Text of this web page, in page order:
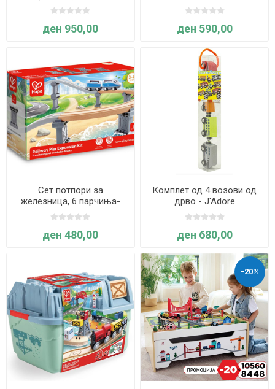
ден 950,00 ден 590,00
Сет потпори за
железница, 6 парчиња-
Hape
ден 480,00
Комплет од 4 возови од
дрво - J'Adore
ден 680,00
-20%